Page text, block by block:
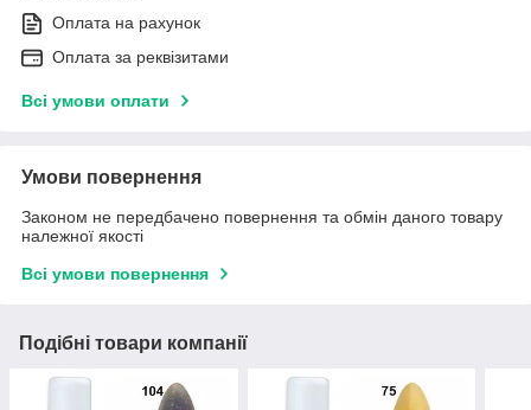
Оплата на рахунок
Оплата за реквізитами
Всі умови оплати
Умови повернення
Законом не передбачено повернення та обмін даного товару
належної якості
Всі умови повернення
Подібні товари компанії